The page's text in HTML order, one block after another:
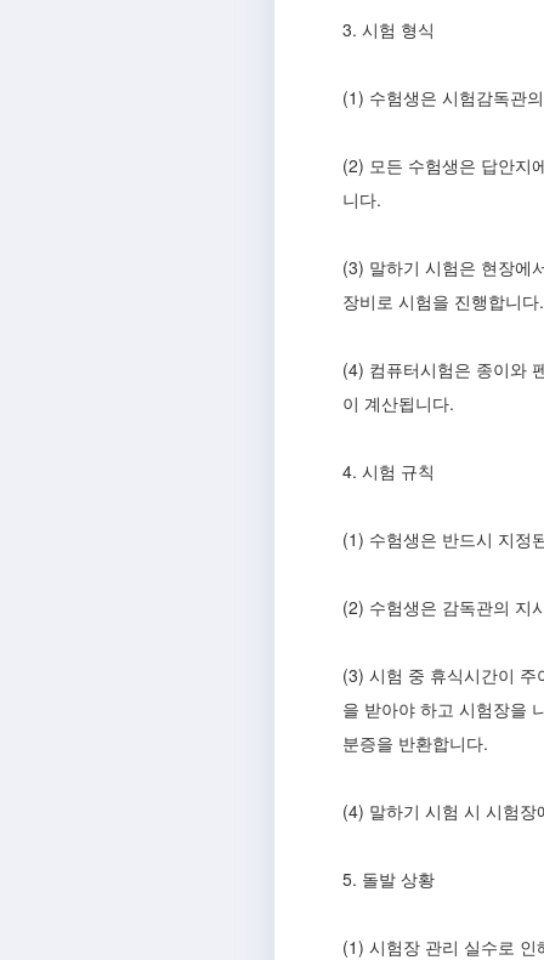
3. 시험 형식
(1) 수험생은 시험감독관
(2) 모든 수험생은 답안지
니다.
(3) 말하기 시험은 현장에
장비로 시험을 진행합니다.
(4) 컴퓨터시험은 종이와
이 계산됩니다.
4. 시험 규칙
(1) 수험생은 반드시 지정
(2) 수험생은 감독관의 지
(3) 시험 중 휴식시간이
을 받아야 하고 시험장을
분증을 반환합니다.
(4) 말하기 시험 시 시험
5. 돌발 상황
(1) 시험장 관리 실수로